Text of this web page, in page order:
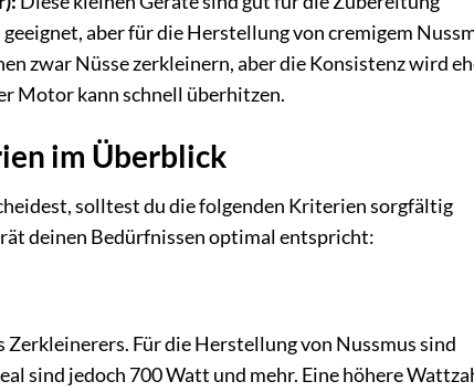
aber für die Herstellung von cremigem
zwar Nüsse zerkleinern, aber die Konsistenz wird
Motor kann schnell überhitzen.
im Überblick
solltest du die folgenden Kriterien sorgfältig
deinen Bedürfnissen optimal entspricht:
Für die Herstellung von Nussmus sind
sind jedoch 700 Watt und mehr. Eine höhere